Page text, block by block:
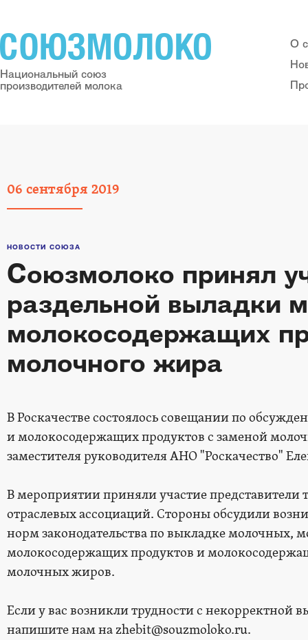
Национальный союз
производителей молока
О
06 сентября 2019
НОВОСТИ СОЮЗА
Союзмолоко принял
раздельной выладки
молокосодержащих
молочного жира
В Роскачестве состоялось совещании по
и молокосодержащих продуктов с заменой
заместителя руководителя АНО "Роскачество"
В мероприятии приняли участие представители
отраслевых ассоциаций. Стороны обсудили
норм законодательства по выкладке молочных,
молокосодержащих продуктов и
молочных жиров.
Если у вас возникли трудности с некорректной
напишите нам на zhebit@souzmoloko.ru.